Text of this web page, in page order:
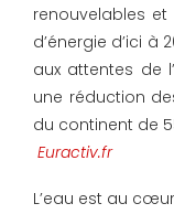
renouvelables
d’énergie d’ici à
aux attentes de
une réduction
du continent de
Euractiv.fr
L’eau est au